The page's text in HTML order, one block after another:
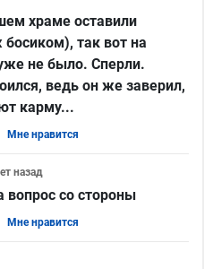
храме оставили
так вот на
не было. Сперли.
ведь он же заверил,
карму...
Мне нравится
назад
вопрос со стороны
Мне нравится